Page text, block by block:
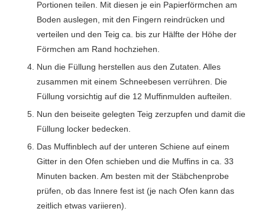
Portionen teilen. Mit diesen je ein Papierförmchen am
Boden auslegen, mit den Fingern reindrücken und
verteilen und den Teig ca. bis zur Hälfte der Höhe der
Förmchen am Rand hochziehen.
Nun die Füllung herstellen aus den Zutaten. Alles
zusammen mit einem Schneebesen verrühren. Die
Füllung vorsichtig auf die 12 Muffinmulden aufteilen.
Nun den beiseite gelegten Teig zerzupfen und damit die
Füllung locker bedecken.
Das Muffinblech auf der unteren Schiene auf einem
Gitter in den Ofen schieben und die Muffins in ca. 33
Minuten backen. Am besten mit der Stäbchenprobe
prüfen, ob das Innere fest ist (je nach Ofen kann das
zeitlich etwas variieren).